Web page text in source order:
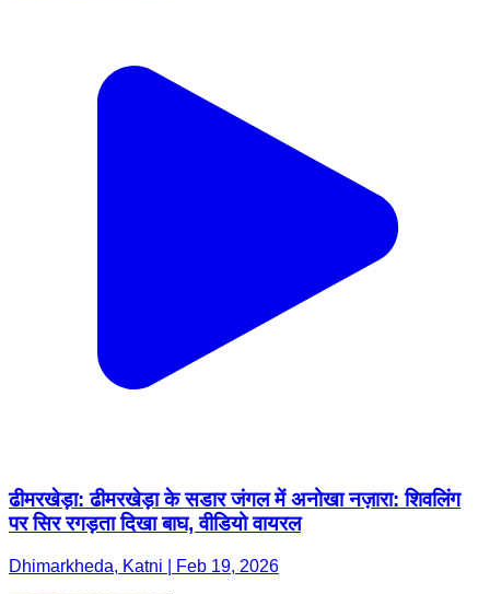
ढीमरखेड़ा: ढीमरखेड़ा के सडार जंगल में अनोखा नज़ारा: शिवलिंग
पर सिर रगड़ता दिखा बाघ, वीडियो वायरल
Dhimarkheda, Katni | Feb 19, 2026